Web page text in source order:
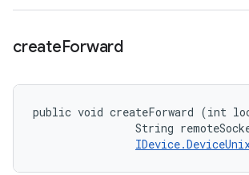
createForward
public void createForward (int
String